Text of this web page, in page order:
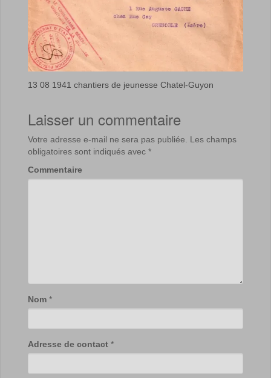
13 08 1941 chantiers de jeunesse Chatel-Guyon
Laisser un commentaire
Votre adresse e-mail ne sera pas publiée.
Les champs
obligatoires sont indiqués avec *
Commentaire
Nom *
Adresse de contact *